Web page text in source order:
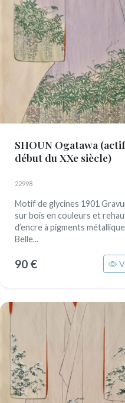
SHOUN Ogatawa
début du XXe siècle)
22998
Motif de glycines 1901
sur bois en couleurs et
d’encre à pigments
Belle...
90 €